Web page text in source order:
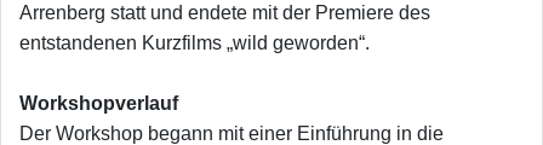
Arrenberg statt und endete mit der Premiere des
entstandenen Kurzfilms „wild geworden“.
Workshopverlauf
Der Workshop begann mit einer Einführung in die